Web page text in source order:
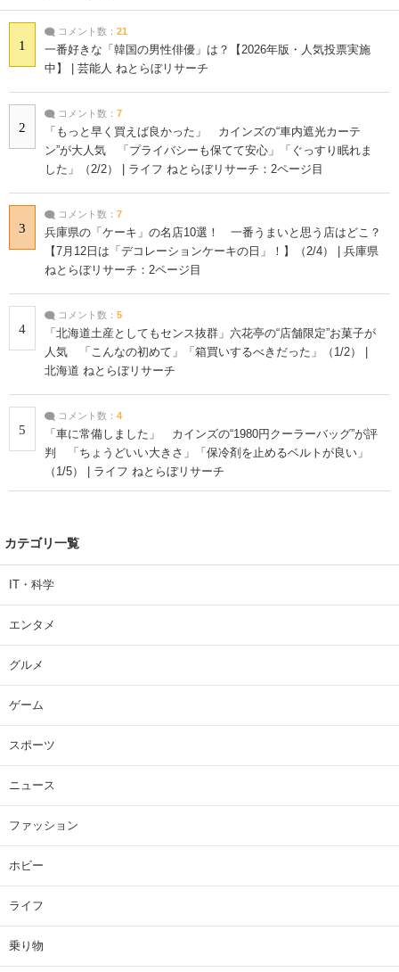
1
コメント数： 21
一番好きな「韓国の男性俳優」は？【2026年版・人気投票実施
中】 | 芸能人 ねとらぼリサーチ
2
コメント数： 7
「もっと早く買えば良かった」 カインズの“車内遮光カーテ
ン”が大人気 「プライバシーも保てて安心」「ぐっすり眠れま
した」（2/2） | ライフ ねとらぼリサーチ：2ページ目
3
コメント数： 7
兵庫県の「ケーキ」の名店10選！ 一番うまいと思う店はどこ？
【7月12日は「デコレーションケーキの日」！】（2/4） | 兵庫県
ねとらぼリサーチ：2ページ目
4
コメント数： 5
「北海道土産としてもセンス抜群」六花亭の“店舗限定”お菓子が
人気 「こんなの初めて」「箱買いするべきだった」（1/2） |
北海道 ねとらぼリサーチ
5
コメント数： 4
「車に常備しました」 カインズの“1980円クーラーバッグ”が評
判 「ちょうどいい大きさ」「保冷剤を止めるベルトが良い」
（1/5） | ライフ ねとらぼリサーチ
カテゴリ一覧
IT・科学
エンタメ
グルメ
ゲーム
スポーツ
ニュース
ファッション
ホビー
ライフ
乗り物